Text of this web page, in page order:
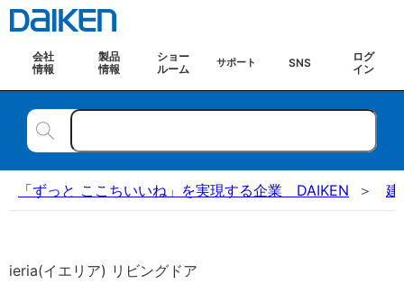
会社
情報
製品
情報
ショー
ルーム
サポート SNS
ログ
イン
「ずっと ここちいいね」を実現する企業 DAIKEN 建
ieria(イエリア) リビングドア